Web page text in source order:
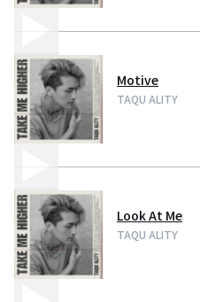
Motive
TAQU ALITY
Look At Me
TAQU ALITY